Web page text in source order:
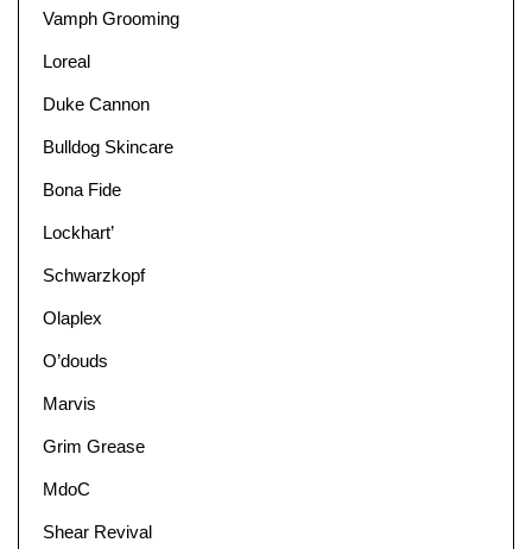
Vamph Grooming
Loreal
Duke Cannon
Bulldog Skincare
Bona Fide
Lockhart’
Schwarzkopf
Olaplex
O’douds
Marvis
Grim Grease
MdoC
Shear Revival